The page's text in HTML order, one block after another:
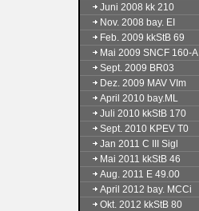
Juni 2008 kk 210
Nov. 2008 bay. EI
Feb. 2009 kkStB 69
Mai 2009 SNCF 160-A
Sept. 2009 BR03
Dez. 2009 MAV VIm
April 2010 bay.ML
Juli 2010 kkStB 170
Sept. 2010 KPEV T0
Jan 2011 C III Sigl
Mai 2011 kkStB 46
Aug. 2011 E 49.00
April 2012 bay. MCCi
Okt. 2012 kkStB 80